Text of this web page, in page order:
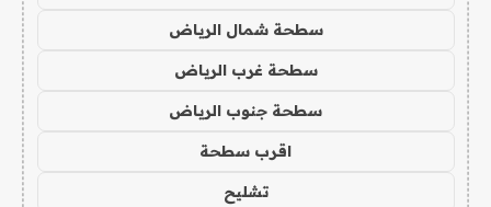
سطحة شمال الرياض
سطحة غرب الرياض
سطحة جنوب الرياض
اقرب سطحة
تشليح